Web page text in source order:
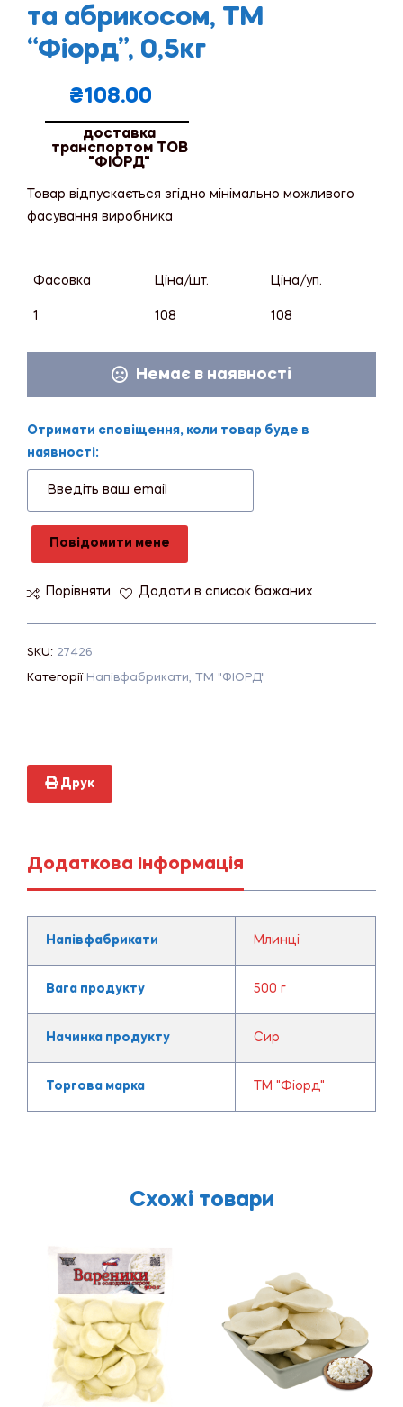
та абрикосом, ТМ
“Фіорд”, 0,5кг
₴108.00
доставка
транспортом ТОВ
"ФІОРД"
Товар відпускається згідно мінімально можливого
фасування виробника
Фасовка Ціна/шт. Ціна/уп.
1 108 108
Немає в наявності
Отримати сповіщення, коли товар буде в
наявності:
Повідомити мене
Порівняти Додати в список бажаних
SKU: 27426
Категорії Напівфабрикати, ТМ "ФІОРД"
Друк
Додаткова Інформація
Напівфабрикати Млинці
Вага продукту 500 г
Начинка продукту Сир
Торгова марка ТМ "Фіорд"
Схожі товари